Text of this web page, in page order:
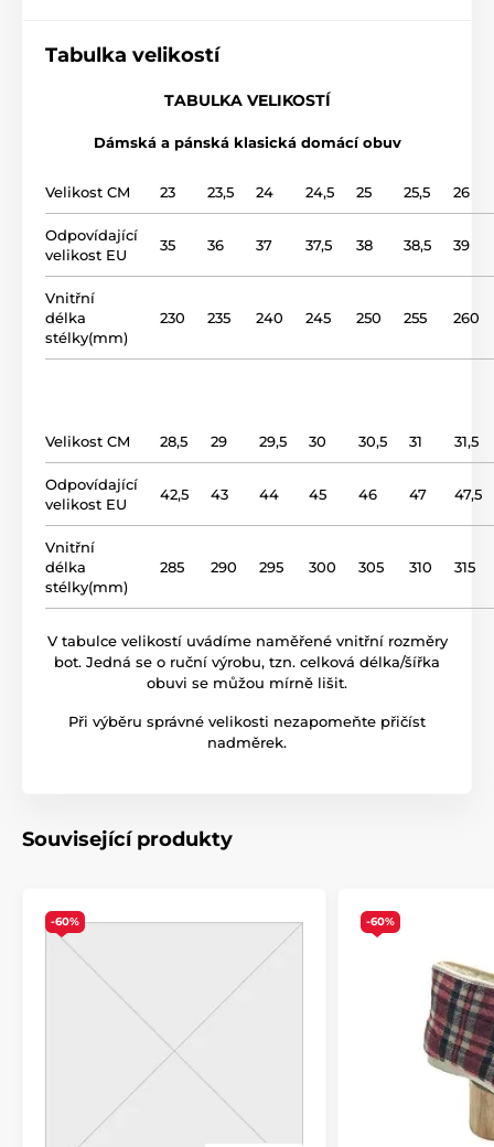
domácí obuv
syntetika
podšívka vlna
podrážka
název modelu 3033
Tabulka velikostí
TABULKA VELIKOSTÍ
Dámská a pánská klasická domácí obuv
Velikost CM 23 23,5 24 24,5 25 25,5 26
Odpovídající
velikost EU
35 36 37 37,5 38 38,5 39
Vnitřní
délka
stélky(mm)
230 235 240 245 250 255 260
Velikost CM 28,5 29 29,5 30 30,5 31 31,5
Odpovídající
velikost EU
42,5 43 44 45 46 47 47,5
Vnitřní
délka
stélky(mm)
285 290 295 300 305 310 315
V tabulce velikostí uvádíme naměřené vnitřní rozměry
bot. Jedná se o ruční výrobu, tzn. celková délka/šířka
obuvi se můžou mírně lišit.
Při výběru správné velikosti nezapomeňte přičíst
nadměrek.
Související produkty
-60% -60%